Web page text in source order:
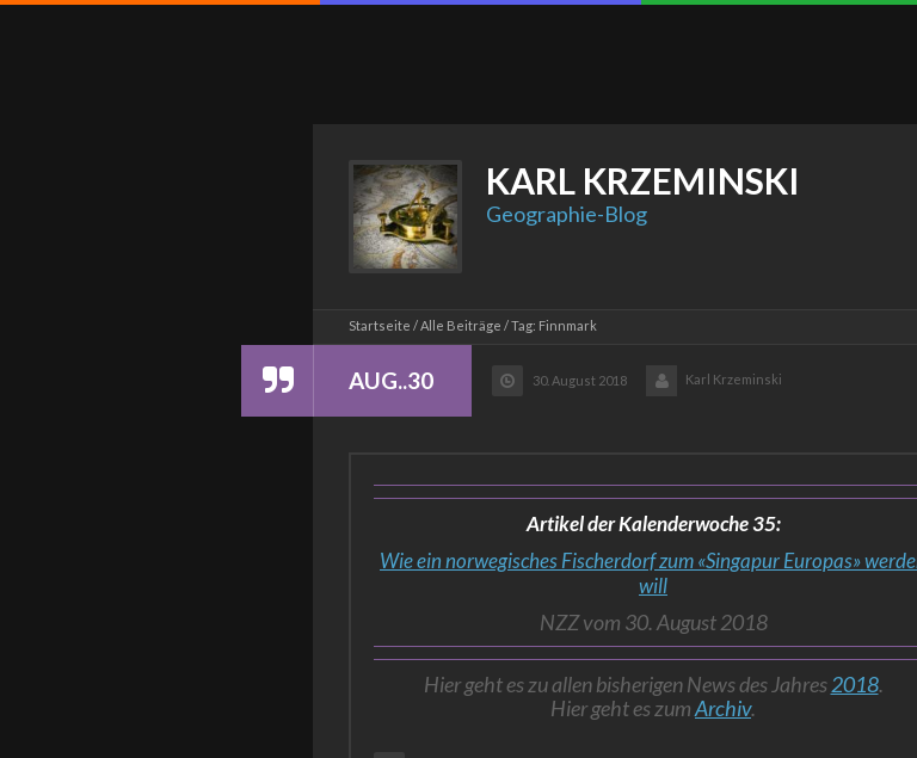
KARL KRZEMINSKI
Geographie-Blog
Startseite Alle Beiträge Tag: Finnmark
AUG..30 30. August 2018 Karl Krzeminski
Artikel der Kalenderwoche 35:
Wie ein norwegisches Fischerdorf zum «Singapur Europas»
will
NZZ vom 30. August 2018
Hier geht es zu allen bisherigen News des Jahres2018.
Hier geht es zumArchiv.